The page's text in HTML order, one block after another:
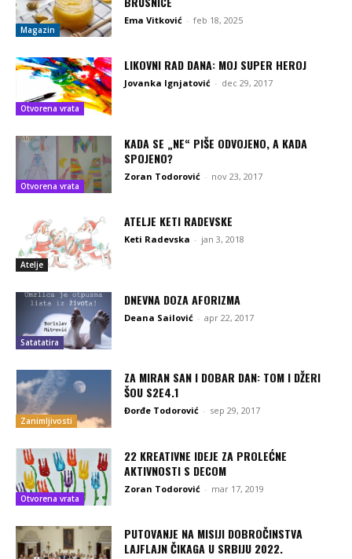
Magazin
Ema Vitković - feb 18, 2025
Otvorena vrata
LIKOVNI RAD DANA: MOJ SUPER HEROJ
Jovanka Ignjatović - dec 29, 2017
Otvorena vrata
KADA SE „NE“ PIŠE ODVOJENO, A KADA
SPOJENO?
Zoran Todorović - nov 23, 2017
Atelje
ATELJE KETI RADEVSKE
Keti Radevska - jan 3, 2018
Satatatira
DNEVNA DOZA AFORIZMA
Deana Sailović - apr 22, 2017
Zanimljivosti
ZA MIRAN SAN I DOBAR DAN: TOM I DŽERI
ŠOU S2E4.1
Đorđe Todorović - sep 29, 2017
Otvorena vrata
22 KREATIVNE IDEJE ZA PROLEĆNE
AKTIVNOSTI S DECOM
Zoran Todorović - mar 17, 2019
PUTOVANJE NA MISIJI DOBROČINSTVA
LAJFLAJN ČIKAGA U SRBIJU 2022.